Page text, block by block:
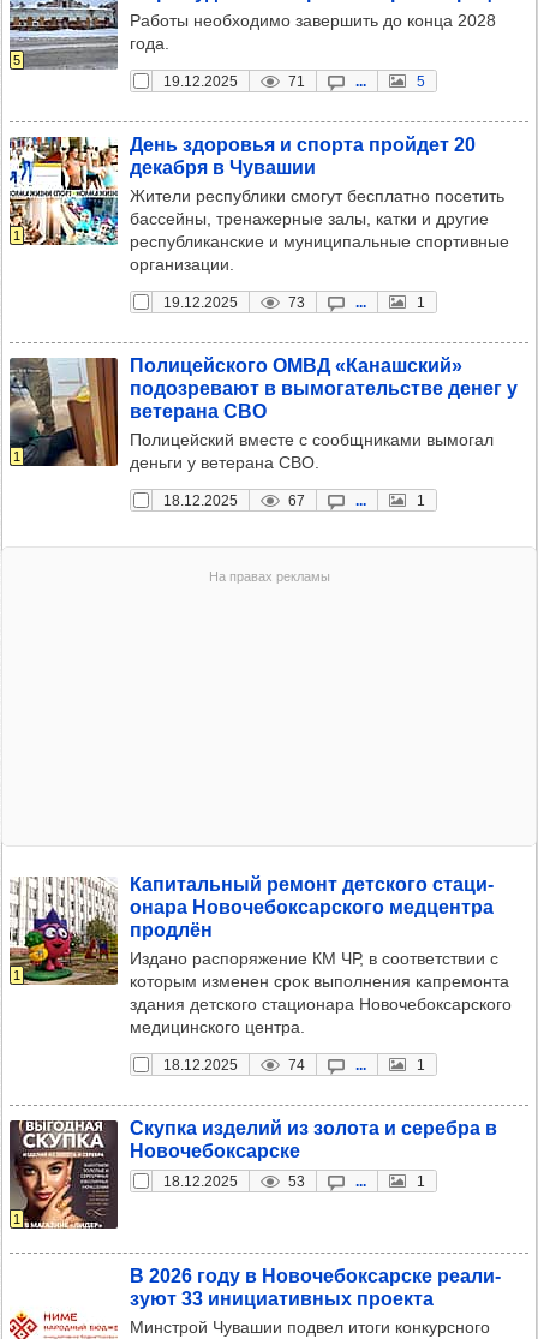
5
Работы необходимо завершить до конца 2028
года.
19.12.2025 71 ... 5
1
День здо­ровья и спорта прой­дет 20
декабря в Чува­шии
Жители республики смогут бесплатно посетить
бассейны, тренажерные залы, катки и другие
республиканские и муниципальные спортивные
организации.
19.12.2025 73 ... 1
1
Поли­цей­ского ОМВД «Канаш­ский»
подоз­ре­вают в вымо­га­тель­стве денег у
вете­рана СВО
Полицейский вместе с сообщниками вымогал
деньги у ветерана СВО.
18.12.2025 67 ... 1
1
Капи­таль­ный ремонт дет­ского ста­ци­
онара Ново­че­бок­сар­ского мед­цен­тра
прод­лён
Издано распоряжение КМ ЧР, в соответствии с
которым изменен срок выполнения капремонта
здания детского стационара Новочебоксарского
медицинского центра.
18.12.2025 74 ... 1
1
Скупка изде­лий из золота и серебра в
Ново­че­бок­сар­ске
18.12.2025 53 ... 1
В 2026 году в Ново­че­бок­сар­ске реали­
зуют 33 ини­ци­атив­ных про­екта
Минстрой Чувашии подвел итоги конкурсного